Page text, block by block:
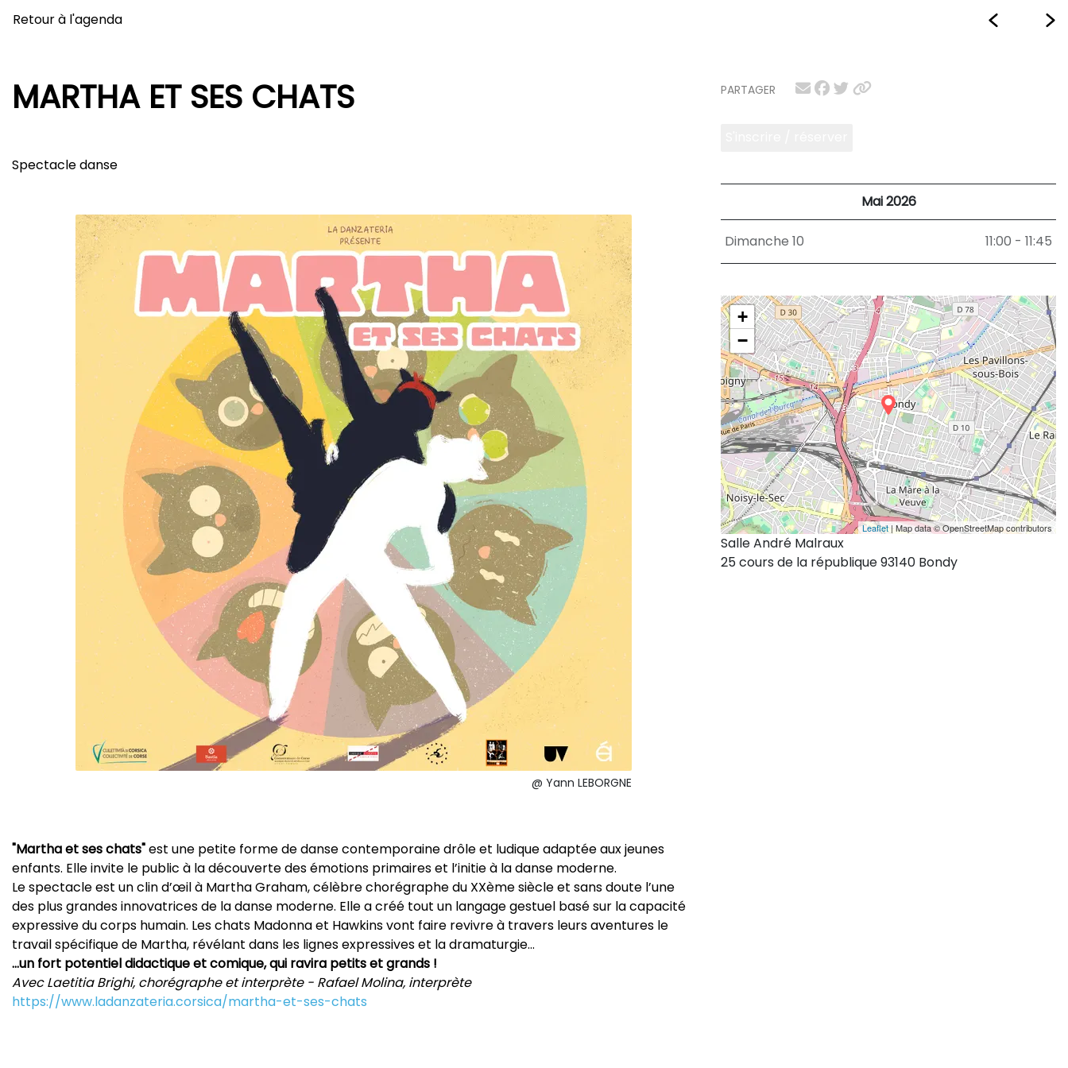
Retour à l'agenda
PARTAGER
Mai 2026
Dimanche 10 11:00 - 11:45
+
−
Leaflet| Map data © OpenStreetMap contributors
Salle André Malraux
25 cours de la république 93140 Bondy
MARTHA ET SES CHATS
Spectacle danse
@ Yann LEBORGNE
"Martha et ses chats"est une petite forme de danse contemporaine drôle et ludique adaptée aux jeunes
enfants. Elle invite le public à la découverte des émotions primaires et l’initie à la danse moderne.
Le spectacle est un clin d’œil à Martha Graham, célèbre chorégraphe du XXème siècle et sans doute l’une
des plus grandes innovatrices de la danse moderne. Elle a créé tout un langage gestuel basé sur la capacité
expressive du corps humain. Les chats Madonna et Hawkins vont faire revivre à travers leurs aventures le
travail spécifique de Martha, révélant dans les lignes expressives et la dramaturgie...
...un fort potentiel didactique et comique, qui ravira petits et grands !
Avec Laetitia Brighi, chorégraphe et interprète - Rafael Molina, interprète
https://www.ladanzateria.corsica/martha-et-ses-chats